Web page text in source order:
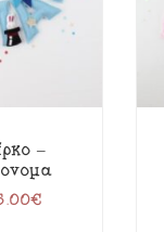
–
€